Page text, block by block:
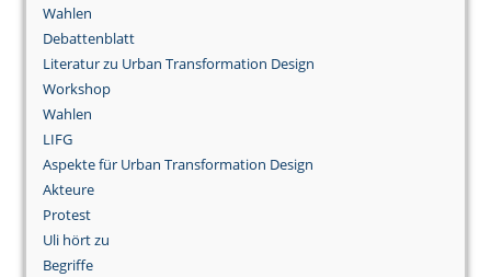
Wahlen
Debattenblatt
Literatur zu Urban Transformation Design
Workshop
Wahlen
LIFG
Aspekte für Urban Transformation Design
Akteure
Protest
Uli hört zu
Begriffe